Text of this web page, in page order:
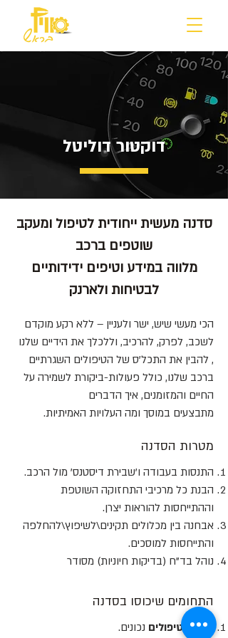
דוקטור דוליטל
סדנה מעשית ייחודית לטיפול ומעקב
מלווה במידע וטיפים ידידותיים
לבטיחות ולארנק
הכי מעשי שיש, ישר ולעניין – ללא רקע מוקדם​
לשכב, לפרק, להרכיב, וללכלך את הידיים שלנו​
, להבין את התכל'ס של הטיפולים השגרתיים
ברכב שלנו, כולל פעולות-ביקורת לשמירה על
החיים והמזומנים, ​ איך הדברים
מתבצעים במוסך ומה העלויות האמיתיות.
התנסות בעבודה ו'שבירת דיסטנס' מול הרכב​.
הבנת כל מרכיבי התחזוקה השוטפת
וההתייחסות להוראות יצרן​.
אבחנה בין מכלולים תקינים\לשיפוץ\להחלפה
והתייחסות למוסכים​.
נוהל בד"ח (בדיקות חיוניות) מסודר
מטרות הסדנה
התחומים שיכוסו בסדנה
מרווחי טיפולים נכונים​.